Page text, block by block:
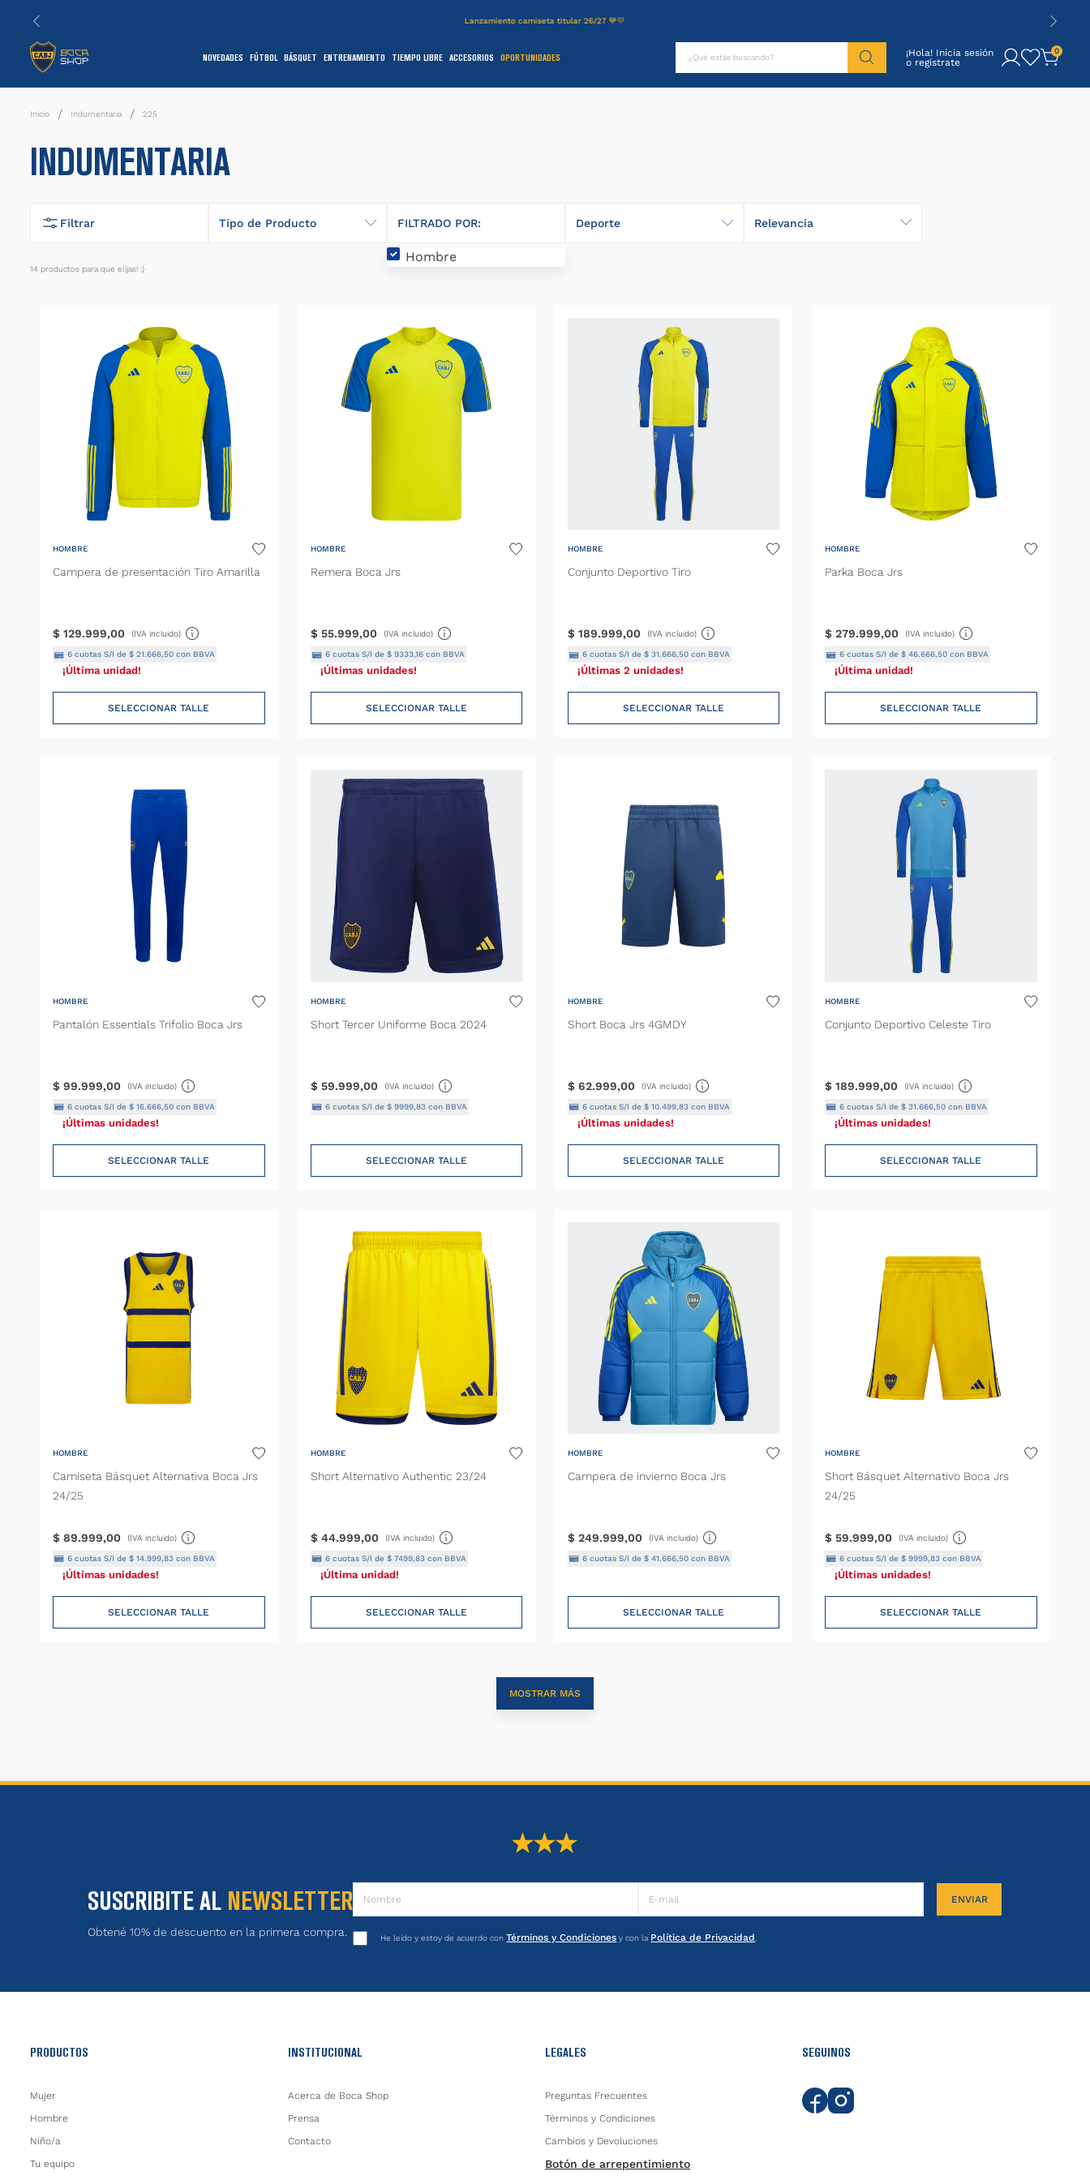
Lanzamiento camiseta titular 26/27 💙💛
NOVEDADES FÚTBOL BÁSQUET ENTRENAMIENTO TIEMPO LIBRE ACCESORIOS OPORTUNIDADES ¡Hola! Inicia sesión 0
Indumentaria 225
INDUMENTARIA
Filtrar FILTRADO POR:
Hombre
Deporte
Tipo de Producto Relevancia
14 productos
HOMBRE
Campera de presentación Tiro Amarilla
$ 129.999,00 (IVA incluido)
6 cuotas S/I de$ 21.666,50 con BBVA
¡Última unidad!
SELECCIONAR TALLE
HOMBRE
Remera Boca Jrs
$ 55.999,00 (IVA incluido)
6cuotas S/I de $ 9333,16con BBVA
¡Últimas unidades!
SELECCIONAR TALLE
HOMBRE
Conjunto Deportivo Tiro
$ 189.999,00 (IVA incluido)
6cuotas S/I de $ 31.666,50con BBVA
¡Últimas 2 unidades!
SELECCIONAR TALLE
HOMBRE
Parka Boca Jrs
$ 279.999,00 (IVA incluido)
6 cuotas S/I de$ 46.666,50 con BBVA
¡Última unidad!
SELECCIONAR TALLE
HOMBRE
Pantalón Essentials Trifolio Boca Jrs
$ 99.999,00 (IVA incluido)
6 cuotas S/I de$ 16.666,50 con BBVA
¡Últimas unidades!
SELECCIONAR TALLE
HOMBRE
Short Tercer Uniforme Boca 2024
$ 59.999,00 (IVA incluido)
6cuotas S/I de $ 9999,83con BBVA
SELECCIONAR TALLE
HOMBRE
Short Boca Jrs 4GMDY
$ 62.999,00 (IVA incluido)
6cuotas S/I de $ 10.499,83con BBVA
¡Últimas unidades!
SELECCIONAR TALLE
HOMBRE
Conjunto Deportivo Celeste Tiro
$ 189.999,00 (IVA incluido)
6 cuotas S/I de$ 31.666,50 con BBVA
¡Últimas unidades!
SELECCIONAR TALLE
HOMBRE
Camiseta Básquet Alternativa Boca Jrs
24/25
$ 89.999,00 (IVA incluido)
6 cuotas S/I de$ 14.999,83 con BBVA
¡Últimas unidades!
SELECCIONAR TALLE
HOMBRE
Short Alternativo Authentic 23/24
$ 44.999,00 (IVA incluido)
6cuotas S/I de $ 7499,83con BBVA
¡Última unidad!
SELECCIONAR TALLE
HOMBRE
Campera de invierno Boca Jrs
$ 249.999,00 (IVA incluido)
6cuotas S/I de $ 41.666,50con BBVA
SELECCIONAR TALLE
HOMBRE
Short Básquet Alternativo Boca Jrs
24/25
$ 59.999,00 (IVA incluido)
6 cuotas S/I de$ 9999,83 con BBVA
¡Últimas unidades!
SELECCIONAR TALLE
MOSTRAR MÁS
SUSCRIBITE AL NEWSLETTER
Obtené 10% de descuento en la primera compra.
ENVIAR
He leído y estoy de acuerdo conTérminos y Condiciones y con la Política de Privacidad
PRODUCTOS
Mujer
Hombre
Niño/a
Tu equipo
INSTITUCIONAL
Acerca de Boca Shop
Prensa
Contacto
LEGALES
Preguntas Frecuentes
Términos y Condiciones
Cambios y Devoluciones
Botón de arrepentimiento
SEGUINOS
. campera
básquet
niños
10 .